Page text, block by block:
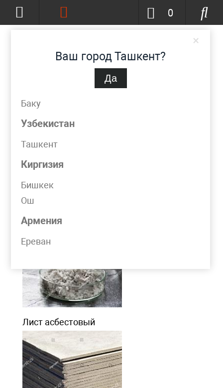
×
Ваш город Ташкент?
Да
Баку
Узбекистан
Ташкент
Киргизия
Бишкек
Ош
Армения
Ереван
0
КАТАЛОГ
АСБЕСТОВЫЕ МАТЕРИАЛЫ
Лист асбестовый